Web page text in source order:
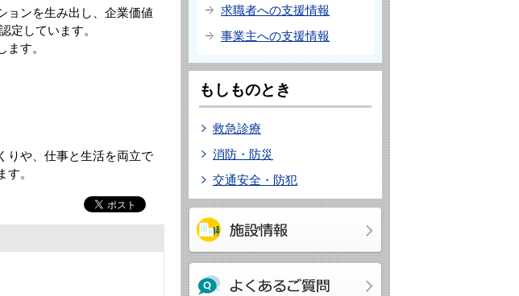
ョンを生み出し、企業価値
定しています。
す。
りや、仕事と生活を両立で
。
求職者への支援情報
事業主への支援情報
もしものとき
救急診療
消防・防災
交通安全・防犯